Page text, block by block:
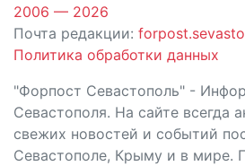
2006 — 2026
Почта редакции:
Политика обработки данных
"Форпост Севастополь" -
Севастополя. На сайте всегда
свежих новостей и событий
Севастополе, Крыму и в мире.